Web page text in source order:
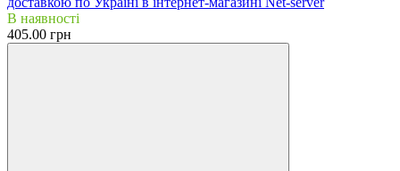
В наявності
405.00 грн